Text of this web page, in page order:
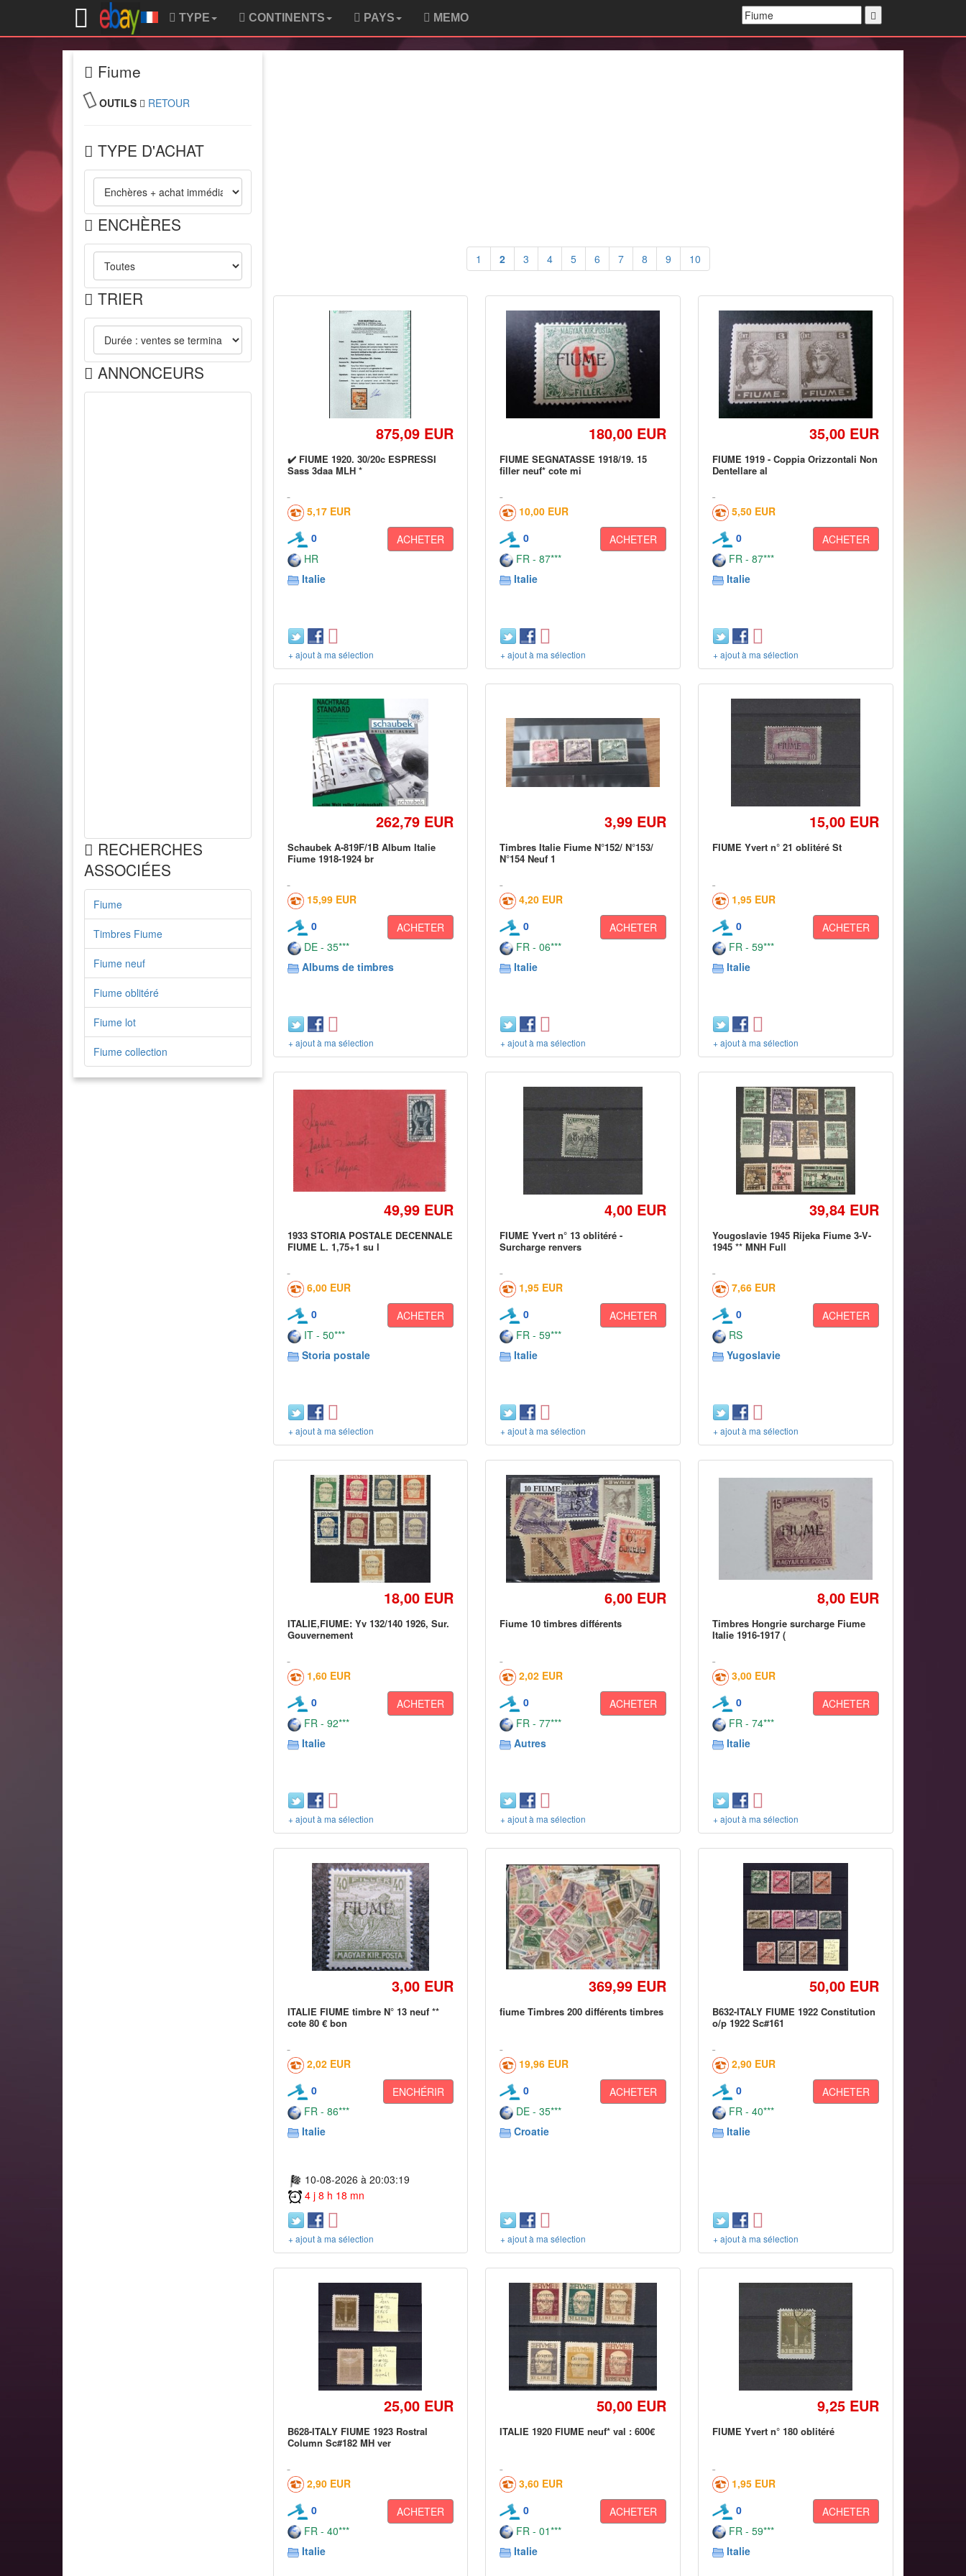
TYPE CONTINENTS PAYS MEMO
Fiume
OUTILS RETOUR
TYPE D'ACHAT
ENCHÈRES
TRIER
ANNONCEURS
RECHERCHES
ASSOCIÉES
Fiume
Timbres Fiume
Fiume neuf
Fiume oblitéré
Fiume lot
Fiume collection
1 2 3 4 5 6 7 8 9 10
875,09 EUR
✔️ FIUME 1920. 30/20c ESPRESSI
Sass 3daa MLH *
5,17 EUR
0
ACHETER
HR
Italie
+ ajout à ma sélection
180,00 EUR
FIUME SEGNATASSE 1918/19. 15
filler neuf* cote mi
10,00 EUR
0
ACHETER
FR - 87***
Italie
+ ajout à ma sélection
35,00 EUR
FIUME 1919 - Coppia Orizzontali Non
Dentellare al
5,50 EUR
0
ACHETER
FR - 87***
Italie
+ ajout à ma sélection
262,79 EUR
Schaubek A-819F/1B Album Italie
Fiume 1918-1924 br
15,99 EUR
0
ACHETER
DE - 35***
Albums de timbres
+ ajout à ma sélection
3,99 EUR
Timbres Italie Fiume N°152/ N°153/
N°154 Neuf 1
4,20 EUR
0
ACHETER
FR - 06***
Italie
+ ajout à ma sélection
15,00 EUR
FIUME Yvert n° 21 oblitéré St
1,95 EUR
0
ACHETER
FR - 59***
Italie
+ ajout à ma sélection
49,99 EUR
1933 STORIA POSTALE DECENNALE
FIUME L. 1,75+1 su l
6,00 EUR
0
ACHETER
IT - 50***
Storia postale
+ ajout à ma sélection
4,00 EUR
FIUME Yvert n° 13 oblitéré -
Surcharge renvers
1,95 EUR
0
ACHETER
FR - 59***
Italie
+ ajout à ma sélection
39,84 EUR
Yougoslavie 1945 Rijeka Fiume 3-V-
1945 ** MNH Full
7,66 EUR
0
ACHETER
RS
Yugoslavie
+ ajout à ma sélection
18,00 EUR
ITALIE,FIUME: Yv 132/140 1926, Sur.
Gouvernement
1,60 EUR
0
ACHETER
FR - 92***
Italie
+ ajout à ma sélection
6,00 EUR
Fiume 10 timbres différents
2,02 EUR
0
ACHETER
FR - 77***
Autres
+ ajout à ma sélection
8,00 EUR
Timbres Hongrie surcharge Fiume
Italie 1916-1917 (
3,00 EUR
0
ACHETER
FR - 74***
Italie
+ ajout à ma sélection
3,00 EUR
ITALIE FIUME timbre N° 13 neuf **
cote 80 € bon
2,02 EUR
0
ENCHÉRIR
FR - 86***
Italie
10-08-2026 à 20:03:19
4 j 8 h 18 mn
+ ajout à ma sélection
369,99 EUR
fiume Timbres 200 différents timbres
19,96 EUR
0
ACHETER
DE - 35***
Croatie
+ ajout à ma sélection
50,00 EUR
B632-ITALY FIUME 1922 Constitution
o/p 1922 Sc#161
2,90 EUR
0
ACHETER
FR - 40***
Italie
+ ajout à ma sélection
25,00 EUR
B628-ITALY FIUME 1923 Rostral
Column Sc#182 MH ver
2,90 EUR
0
ACHETER
FR - 40***
Italie
50,00 EUR
ITALIE 1920 FIUME neuf* val : 600€
3,60 EUR
0
ACHETER
FR - 01***
Italie
9,25 EUR
FIUME Yvert n° 180 oblitéré
1,95 EUR
0
ACHETER
FR - 59***
Italie